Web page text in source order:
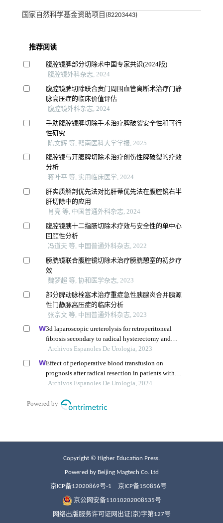
国家自然科学基金资助项目(82203443)
Copyright © Higher Education Press.
Powered by Beijing Magtech Co. Ltd
京ICP备12020869号-1 京ICP备150856号
京公网安备11010202008535号
网络出版服务许可证网出证(京)字第127号